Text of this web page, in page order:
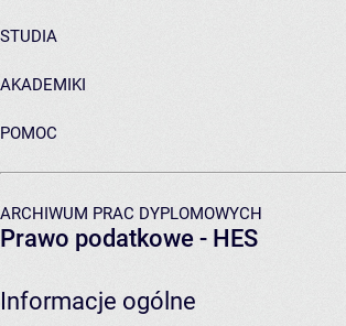
STUDIA
AKADEMIKI
POMOC
ARCHIWUM PRAC DYPLOMOWYCH
Prawo podatkowe - HES
Informacje ogólne